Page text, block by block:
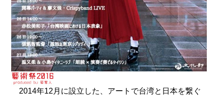
台
湾
の
本
関
連
リ
2014年12 月に設立した、アートで台湾と日本を繋ぐ